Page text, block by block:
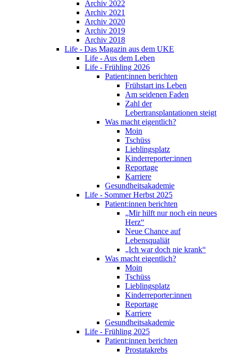
Archiv 2022
Archiv 2021
Archiv 2020
Archiv 2019
Archiv 2018
Life - Das Magazin aus dem UKE
Life - Aus dem Leben
Life - Frühling 2026
Patient:innen berichten
Frühstart ins Leben
Am seidenen Faden
Zahl der
Lebertransplantationen steigt
Was macht eigentlich?
Moin
Tschüss
Lieblingsplatz
Kinderreporter:innen
Reportage
Karriere
Gesundheitsakademie
Life - Sommer Herbst 2025
Patient:innen berichten
„Mir hilft nur noch ein neues
Herz“
Neue Chance auf
Lebensqualiät
„Ich war doch nie krank“
Was macht eigentlich?
Moin
Tschüss
Lieblingsplatz
Kinderreporter:innen
Reportage
Karriere
Gesundheitsakademie
Life - Frühling 2025
Patient:innen berichten
Prostatakrebs